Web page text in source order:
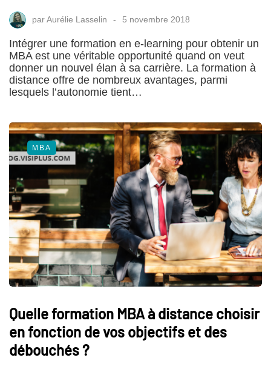
parAurélie Lasselin 5 novembre 2018
Intégrer une formation en e-learning pour obtenir un
MBA est une véritable opportunité quand on veut
donner un nouvel élan à sa carrière. La formation à
distance offre de nombreux avantages, parmi
lesquels l’autonomie tient…
MBA
Quelle formation MBA à distance choisir
en fonction de vos objectifs et des
débouchés ?